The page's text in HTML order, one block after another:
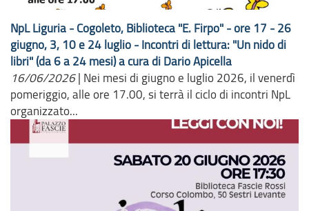
NpL Liguria - Cogoleto, Biblioteca "E. Firpo" - ore 17 - 26
giugno, 3, 10 e 24 luglio - Incontri di lettura: "Un nido di
libri" (da 6 a 24 mesi) a cura di Dario Apicella
16/06/2026 | Nei mesi di giugno e luglio 2026, il venerdì
pomeriggio, alle ore 17.00, si terrà il ciclo di incontri NpL
organizzato...